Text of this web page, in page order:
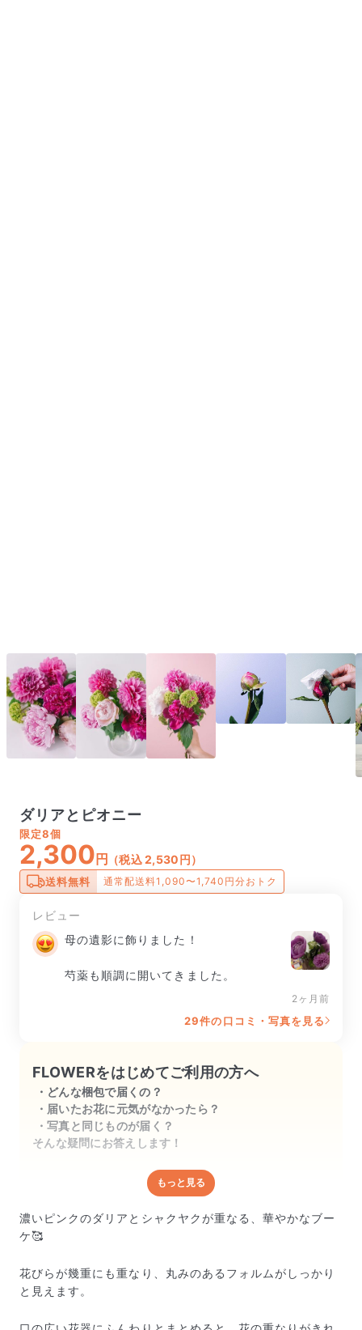
ダリアとピオニー
限定8個
2,300円 （税込 2,530円）
送料無料 通常配送料1,090〜1,740円分おトク
レビュー
母の遺影に飾りました！
芍薬も順調に開いてきました。
2ヶ月前
29件の口コミ・写真を見る
FLOWERをはじめてご利用の方へ
どんな梱包で届くの？
届いたお花に元気がなかったら？
写真と同じものが届く？
そんな疑問にお答えします！
どんな梱包で届くの？
出荷前に水揚げ（花が水を吸いやすくなる処理）を施
し、専用ボックスに丁寧に梱包してお届けしています。
きゅっとまとめられて一見窮屈そうに見えますが、輸送
もっと見る
濃いピンクのダリアとシャクヤクが重なる、華やかなブー
ケ🥰
花びらが幾重にも重なり、丸みのあるフォルムがしっかり
と見えます。